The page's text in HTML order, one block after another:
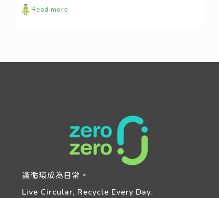
久沒有清潔冷氣機，加上台灣氣候潮溼悶熱，長時間
下來會堆積灰塵及黴菌，容易在使用冷氣時出現霉
Read more
讓循環成為日常。
Live Circular, Recycle Every Day.